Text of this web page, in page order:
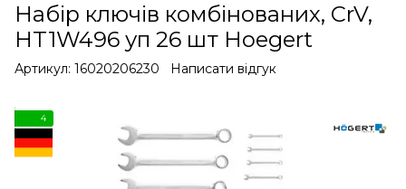
Набір ключів комбінованих, CrV,
HT1W496 уп 26 шт Hoegert
Артикул: 16020206230 Написати відгук
4